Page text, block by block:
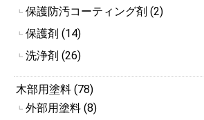
┗ 保護防汚コーティング剤 (2)
┗ 保護剤 (14)
┗ 洗浄剤 (26)
木部用塗料 (78)
┗ 外部用塗料 (8)